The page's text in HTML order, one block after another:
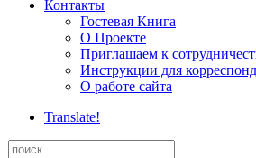
Контакты
Гостевая Книга
О Проекте
Приглашаем к
Инструкции для
О работе сайта
Translate!